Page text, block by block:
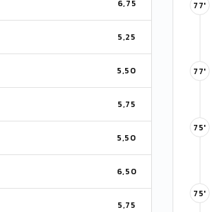
6,75
5,25
5,50
5,75
5,50
6,50
5,75
77'
77'
75'
75'